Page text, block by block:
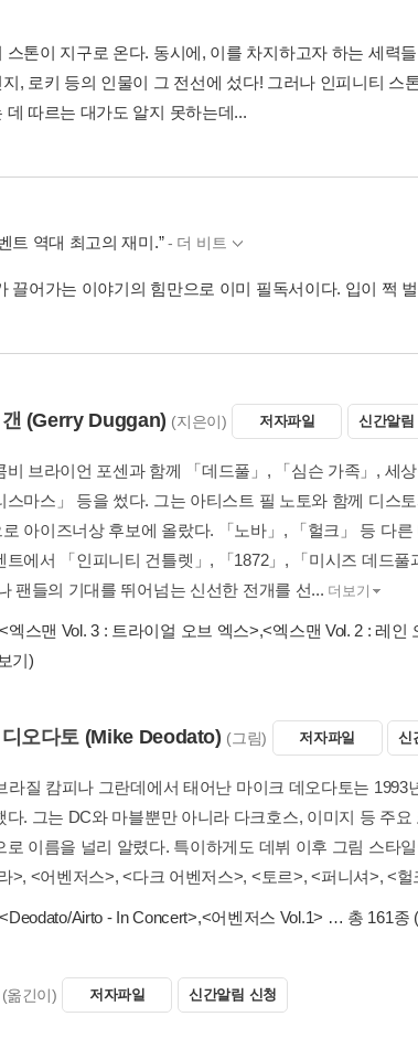
스톤이 지구로 온다. 동시에, 이를 차지하고자 하는 세력
, 로키 등의 인물이 그 전선에 섰다! 그러나 인피니티 스
데 따르는 대가도 알지 못하는데...
트 역대 최고의 재미.”- 더 비트
끌어가는 이야기의 힘만으로 이미 필독서이다. 입이 쩍
(Gerry Duggan) (지은이) 저자파일 신간알림
비 브라이언 포센과 함께 「데드풀」, 「심슨 가족」, 세
스마스」 등을 썼다. 그는 아티스트 필 노토와 함께 디스
아이즈너상 후보에 올랐다. 「노바」, 「헐크」 등 다
트에서 「인피니티 건틀렛」, 「1872」, 「미시즈 데드
팬들의 기대를 뛰어넘는 신선한 전개를 선... 더보기
<엑스맨 Vol. 3 : 트라이얼 오브 엑스>,<엑스맨 Vol. 2 : 레인
기)
오다토 (Mike Deodato) (그림) 저자파일 신
라질 캄피나 그란데에서 태어난 마이크 데오다토는 1993
다. 그는 DC와 마블뿐만 아니라 다크호스, 이미지 등 주
로 이름을 널리 알렸다. 특이하게도 데뷔 이후 그림 스타
>, <어벤저스>, <다크 어벤저스>, <토르>, <퍼니셔>, <헐
<Deodato/Airto - In Concert>,<어벤저스 Vol.1> … 총 161종
(옮긴이) 저자파일 신간알림 신청